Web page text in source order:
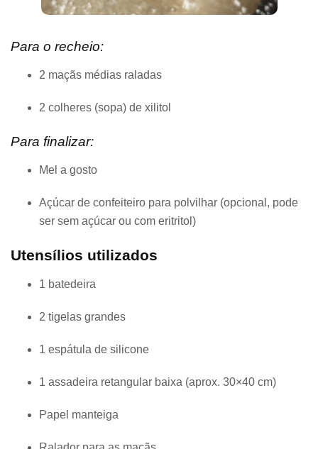
Para o recheio:
2 maçãs médias raladas
2 colheres (sopa) de xilitol
Para finalizar:
Mel a gosto
Açúcar de confeiteiro para polvilhar (opcional, pode
ser sem açúcar ou com eritritol)
Utensílios utilizados
1 batedeira
2 tigelas grandes
1 espátula de silicone
1 assadeira retangular baixa (aprox. 30×40 cm)
Papel manteiga